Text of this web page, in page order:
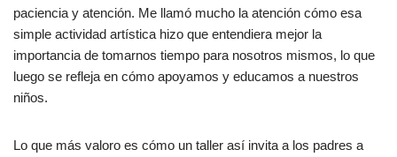
paciencia y atención. Me llamó mucho la atención cómo esa
simple actividad artística hizo que entendiera mejor la
importancia de tomarnos tiempo para nosotros mismos, lo que
luego se refleja en cómo apoyamos y educamos a nuestros
niños.
Lo que más valoro es cómo un taller así invita a los padres a